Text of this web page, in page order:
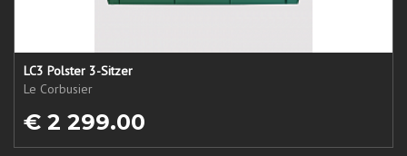
LC3 Polster 3-Sitzer
Le Corbusier
€ 2 299.00